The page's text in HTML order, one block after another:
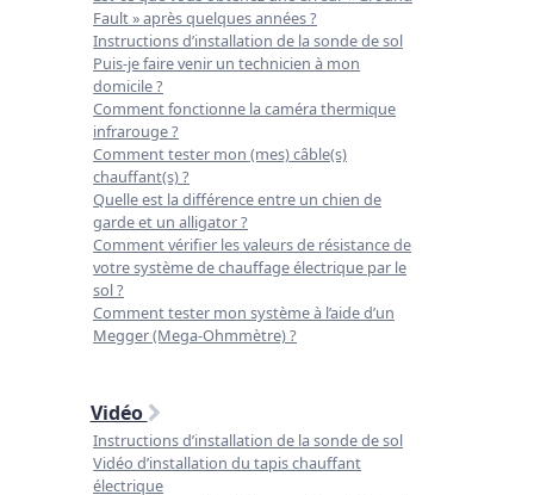
Fault » après quelques années ?
Instructions d’installation de la sonde de sol
Puis-je faire venir un technicien à mon
domicile ?
Comment fonctionne la caméra thermique
infrarouge ?
Comment tester mon (mes) câble(s)
chauffant(s) ?
Quelle est la différence entre un chien de
garde et un alligator ?
Comment vérifier les valeurs de résistance de
votre système de chauffage électrique par le
sol ?
Comment tester mon système à l’aide d’un
Megger (Mega-Ohmmètre) ?
Vidéo
Instructions d’installation de la sonde de sol
Vidéo d’installation du tapis chauffant
électrique